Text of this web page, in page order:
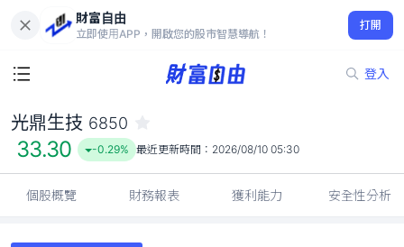
財富自由
立即使用APP，開啟您的股市智慧導航！
打開
登入
33.30
-0.29%
光鼎生技 6850
33.30 -0.29% 最近更新時間： 2026/08/10 05:30
個股概覽 財務報表 獲利能力 安全性分析